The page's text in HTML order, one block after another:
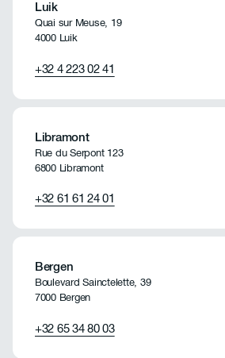
Luik
Quai sur Meuse, 19
4000 Luik
+32 4 223 02 41
Libramont
Rue du Serpont 123
6800 Libramont
+32 61 61 24 01
Bergen
Boulevard Sainctelette, 39
7000 Bergen
+32 65 34 80 03